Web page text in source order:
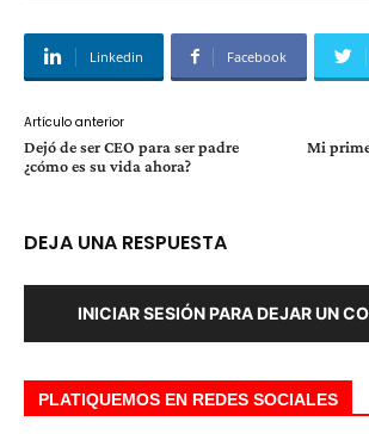
Linkedin Facebook
Artículo anterior
Dejó de ser CEO para ser padre
¿cómo es su vida ahora?
Mi
DEJA UNA RESPUESTA
INICIAR SESIÓN PARA DEJAR UN
PLATIQUEMOS EN REDES SOCIALES